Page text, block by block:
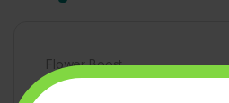
Flower Boost